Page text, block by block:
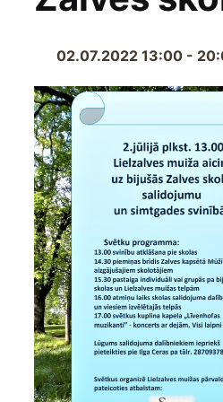
02.07.2022 13:00 -